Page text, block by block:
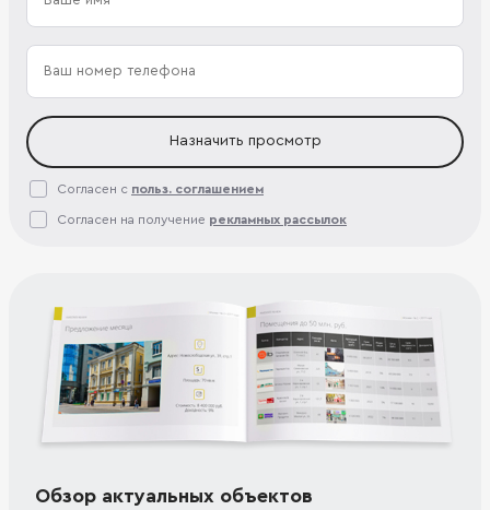
Назначить просмотр
Согласен с польз. соглашением
Согласен на получение рекламных рассылок
Обзор актуальных объектов